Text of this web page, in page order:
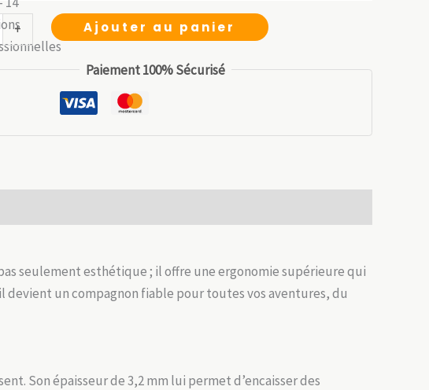
initial
était :
actuel
est :
+ Ajouter au panier
Paiement 100% Sécurisé
seulement esthétique ; il offre une ergonomie supérieure qui
devient un compagnon fiable pour toutes vos aventures, du
Son épaisseur de 3,2 mm lui permet d’encaisser des